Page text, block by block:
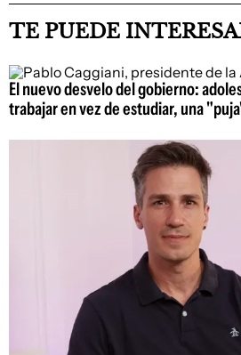
TE PUEDE
El nuevo desvelo del gobierno:
trabajar en vez de estudiar, una